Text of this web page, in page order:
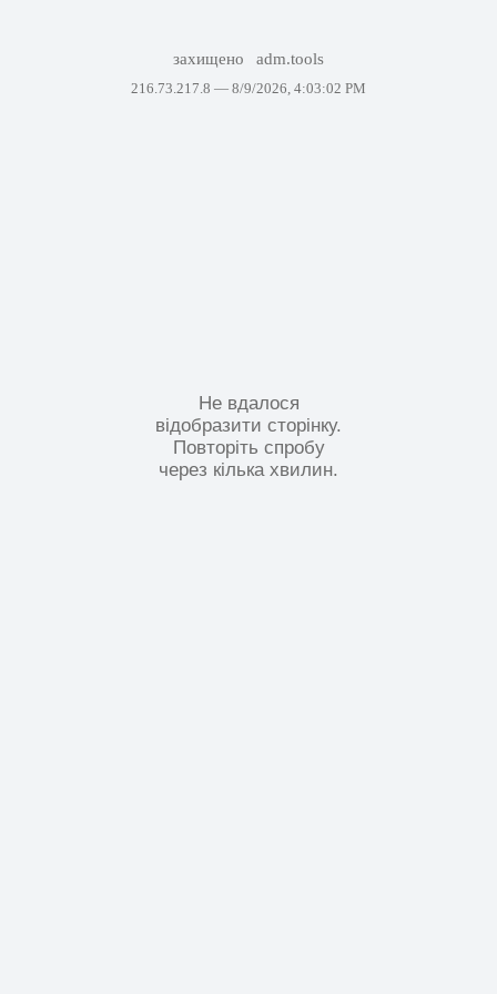
захищено adm.tools
216.73.217.8 — 8/9/2026, 4:03:02 PM
Не вдалося
відобразити сторінку.
Повторіть спробу
через кілька хвилин.